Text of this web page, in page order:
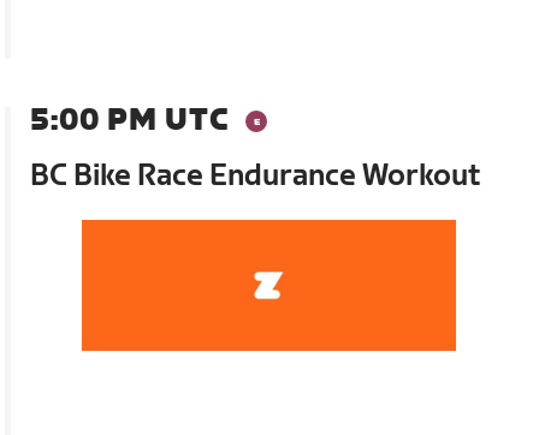
5:00 PM UTC
BC Bike Race Endurance Workout